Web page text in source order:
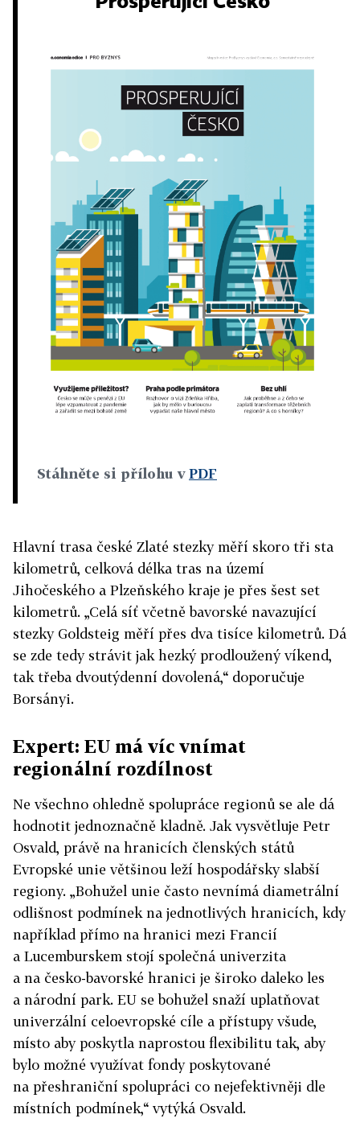
Stáhněte si přílohu vPDF
Hlavní trasa české Zlaté stezky měří skoro tři sta
kilometrů, celková délka tras na území
Jihočeského a Plzeňského kraje je přes šest set
kilometrů. „Celá síť včetně bavorské navazující
stezky Goldsteig měří přes dva tisíce kilometrů. Dá
se zde tedy strávit jak hezký prodloužený víkend,
tak třeba dvoutýdenní dovolená,“ doporučuje
Borsányi.
Expert: EU má víc vnímat
regionální rozdílnost
Ne všechno ohledně spolupráce regionů se ale dá
hodnotit jednoznačně kladně. Jak vysvětluje Petr
Osvald, právě na hranicích členských států
Evropské unie většinou leží hospodářsky slabší
regiony. „Bohužel unie často nevnímá diametrální
odlišnost podmínek na jednotlivých hranicích, kdy
například přímo na hranici mezi Francií
a Lucemburskem stojí společná univerzita
a na česko-bavorské hranici je široko daleko les
a národní park. EU se bohužel snaží uplatňovat
univerzální celoevropské cíle a přístupy všude,
místo aby poskytla naprostou flexibilitu tak, aby
bylo možné využívat fondy poskytované
na přeshraniční spolupráci co nejefektivněji dle
místních podmínek,“ vytýká Osvald.